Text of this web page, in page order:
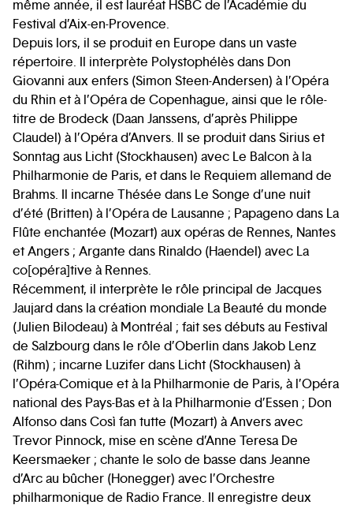
même année, il est lauréat HSBC de l’Académie du
Festival d’Aix-en-Provence.
Depuis lors, il se produit en Europe dans un vaste
répertoire. Il interprète Polystophélès dans Don
Giovanni aux enfers (Simon Steen-Andersen) à l’Opéra
du Rhin et à l’Opéra de Copenhague, ainsi que le rôle-
titre de Brodeck (Daan Janssens, d’après Philippe
Claudel) à l’Opéra d’Anvers. Il se produit dans Sirius et
Sonntag aus Licht (Stockhausen) avec Le Balcon à la
Philharmonie de Paris, et dans le Requiem allemand de
Brahms. Il incarne Thésée dans Le Songe d’une nuit
d’été (Britten) à l’Opéra de Lausanne ; Papageno dans La
Flûte enchantée (Mozart) aux opéras de Rennes, Nantes
et Angers ; Argante dans Rinaldo (Haendel) avec La
co[opéra]tive à Rennes.
Récemment, il interprète le rôle principal de Jacques
Jaujard dans la création mondiale La Beauté du monde
(Julien Bilodeau) à Montréal ; fait ses débuts au Festival
de Salzbourg dans le rôle d’Oberlin dans Jakob Lenz
(Rihm) ; incarne Luzifer dans Licht (Stockhausen) à
l’Opéra-Comique et à la Philharmonie de Paris, à l’Opéra
national des Pays-Bas et à la Philharmonie d’Essen ; Don
Alfonso dans Così fan tutte (Mozart) à Anvers avec
Trevor Pinnock, mise en scène d’Anne Teresa De
Keersmaeker ; chante le solo de basse dans Jeanne
d’Arc au bûcher (Honegger) avec l’Orchestre
philharmonique de Radio France. Il enregistre deux